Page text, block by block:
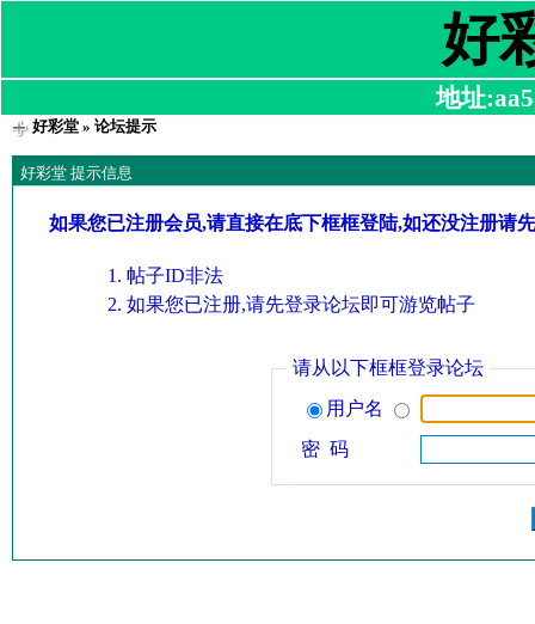
好
地址
好彩堂» 论坛提示
好彩堂 提示信息
如果您已注册会员,请直接在底下框框登陆,如还没注册请
帖子ID非法
如果您已注册,请先登录论坛即可游览帖子
请从以下框框登录论坛
用户名
密 码